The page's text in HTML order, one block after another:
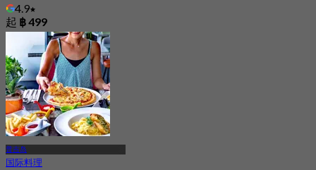
4.9
起 ฿ 499
普吉岛
国际料理